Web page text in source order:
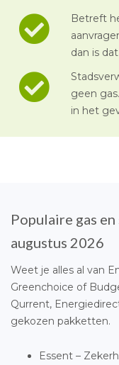
Betreft
dan is
geen
in het
Populaire gas
augustus 2026
Weet je alles al van
Greenchoice of
Qurrent,
gekozen pakketten.
Essent –